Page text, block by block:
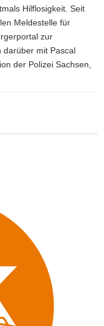
Hilflosigkeit. Seit
Meldestelle für
zur
darüber mit Pascal
der Polizei Sachsen,